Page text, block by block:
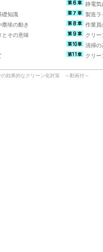
礎知識
埃の動き
とその意味
静電気
製造ラ
作業員
クリー
清掃の
クリ
効果的なクリーン化対策 ～動画付～